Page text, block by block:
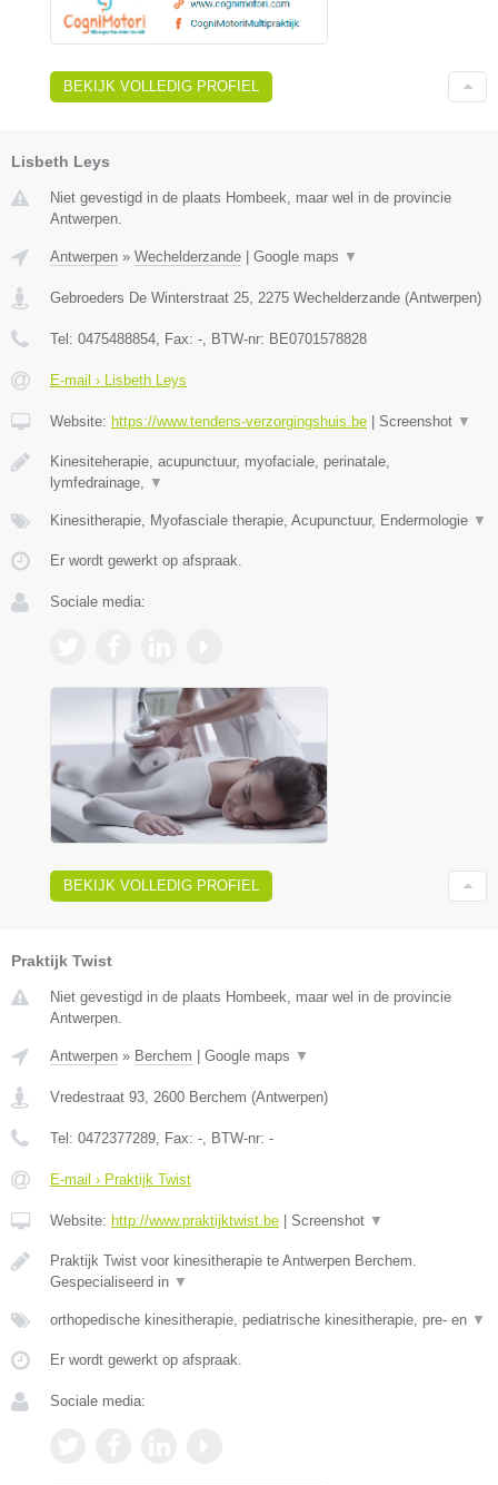
BEKIJK VOLLEDIG PROFIEL
Lisbeth Leys
Niet gevestigd in de plaats Hombeek, maar wel in de provincie
Antwerpen.
Antwerpen » Wechelderzande Google maps ▼
Gebroeders De Winterstraat 25, 2275 Wechelderzande (Antwerpen)
Tel: 0475488854, Fax: -, BTW-nr: BE0701578828
E-mail › Lisbeth Leys
Website: https://www.tendens-verzorgingshuis.be Screenshot ▼
Kinesiteherapie, acupunctuur, myofaciale, perinatale,
lymfedrainage, ▼
Kinesitherapie, Myofasciale therapie, Acupunctuur, Endermologie ▼
Er wordt gewerkt op afspraak.
Sociale media:
BEKIJK VOLLEDIG PROFIEL
Praktijk Twist
Niet gevestigd in de plaats Hombeek, maar wel in de provincie
Antwerpen.
Antwerpen » Berchem Google maps ▼
Vredestraat 93, 2600 Berchem (Antwerpen)
Tel: 0472377289, Fax: -, BTW-nr: -
E-mail › Praktijk Twist
Website: http://www.praktijktwist.be Screenshot ▼
Praktijk Twist voor kinesitherapie te Antwerpen Berchem.
Gespecialiseerd in ▼
orthopedische kinesitherapie, pediatrische kinesitherapie, pre- en ▼
Er wordt gewerkt op afspraak.
Sociale media: